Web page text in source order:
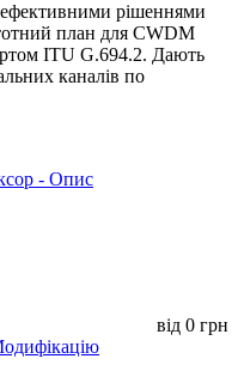
рішеннями
план для CWDM
ITU G.694.2. Дають
каналів по
- Опис
від 0 грн